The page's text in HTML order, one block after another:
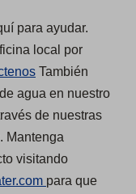
para ayudar.
local por
También
agua en nuestro
de nuestras
Mantenga
visitando
(para que